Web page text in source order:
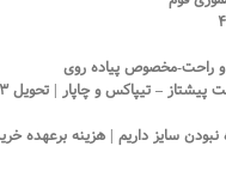
و راحت-مخصوص پیاده روی
سایز داریم | هزینه برعهده